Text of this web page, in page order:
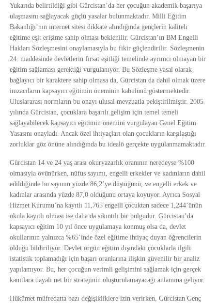
Yukarıda belirtildiği gibi Gürcistan’da her çocuğun akademik başarıya
ulaşmasını sağlayacak güçlü yasalar bulunmaktadır. Milli Eğitim
Bakanlığı’nın internet sitesi dikkate alındığında gençlerin kaliteli
eğitime eşit erişime sahip olması beklenilir. Gürcistan’ın BM Engelli
Hakları Sözleşmesini onaylamasıyla bu fikir güçlendirilir. Sözleşmenin
24. maddesinde devletlerin fırsat eşitliği temelinde ayrımcı olmayan bir
eğitim sağlaması gerektiği vurgulanıyor. Bu Sözleşme yasal olarak
bağlayıcı bir karaktere sahip olmasa da, Gürcistan da dahil olmak üzere
imzacıların kapsayıcı eğitimin öneminin kabulünü göstermektedir.
Uluslararası normların bu onayı ulusal mevzuatla pekiştirilmiştir. 2005
yılında Gürcistan, çocuklara başarılı gelişim için temel temeli
sağlayabilecek kapsayıcı eğitimin önemini vurgulayan Genel Eğitim
Yasasını onayladı. Ancak özel ihtiyaçları olan çocukların karşılaştığı
zorluklar göz önüne alındığında bu idealö gerçekte uygulanmamaktadır.
Gürcistan 14 ve 24 yaş arası okuryazarlık oranının neredeyse %100
olmasıyla övünürken, nüfus sayımı, engelli erkekler ve kadınların dahil
edildiğinde bu sayının yüzde 86,2’ye düştüğünü, ve engelli erkek ve
kadınlar arasında yüzde 87,0 olduğunu ortaya koyuyor. Ayrıca Sosyal
Hizmet Kurumu’na kayıtlı 11,765 engelli çocuktan sadece 1,244’ünün
okula kayıtlı olması ise daha da sıkıntılı bir bulgudur. Gürcistan’da
kapsayıcı eğitim 10 yıl önce uygulamaya konmuş olsa da, devlet
okullarının yalnızca %65’inde özel eğitime ihtiyaç duyan öğrencilerin
olduğu bildiriliyor. Devlet örgün eğitim dışındaki çocuklarla ilgili
istatistik toplamadığı için başarı oranlarına ilişkin güvenilir bir analiz
yapılamıyor. Bu, her çocuğun verimli gelişimini sağlamak için gerçek
kanıtlara dayalı net bir stratejinin oluşturulamayacağı anlamına geliyor.
Hükümet müfredatta bazı değişikliklere izin verirken, Gürcistan Genç